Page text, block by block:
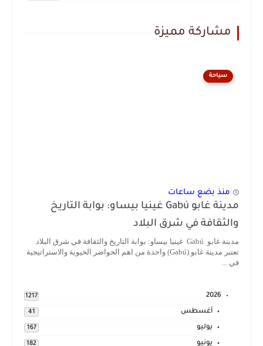
مشاركة مميزة
سياحة
منذ بضع ساعات
مدينة غابو Gabú غينيا بيساو: بوابة التاريخ
والثقافة في شرق البلاد
مدينة غابو Gabú غينيا بيساو: بوابة التاريخ والثقافة في شرق البلاد
تعتبر مدينة غابو (Gabú) واحدة من اهم الحواضر الحيوية والاستراتيجية
في ...
2026
1217
أغسطس 41
يوليو 167
يونيو 182